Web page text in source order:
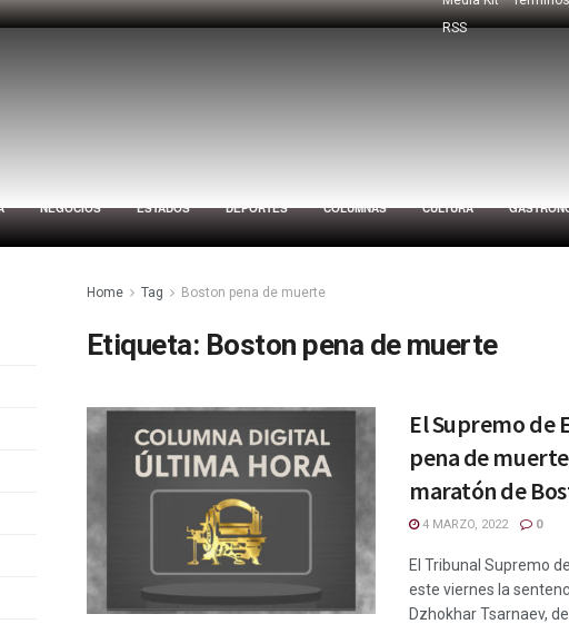
RSS
NEGOCIOS ESTADOS DEPORTES COLUMNAS CULTURA
Home Tag Boston pena de muerte
Etiqueta: Boston pena de muerte
El Supremo de
pena de
maratón de
4 MARZO, 2022 0
El Tribunal Supremo
este viernes la
Dzhokhar Tsarnaev, de